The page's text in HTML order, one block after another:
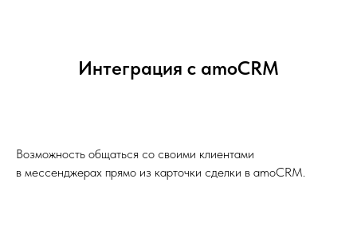
Интеграция с amoCRM
Возможность общаться со своими клиентами
в мессенджерах прямо из карточки сделки в amoCRM.